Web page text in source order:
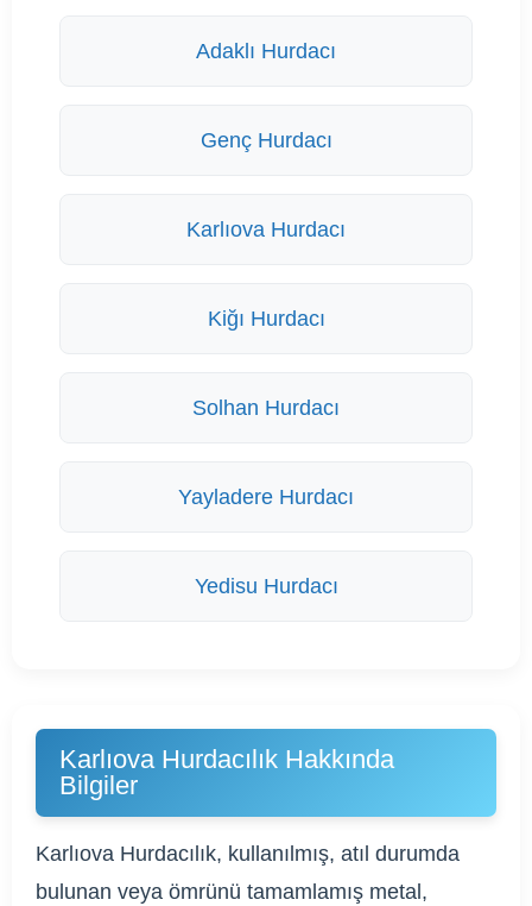
Adaklı Hurdacı
Genç Hurdacı
Karlıova Hurdacı
Kiğı Hurdacı
Solhan Hurdacı
Yayladere Hurdacı
Yedisu Hurdacı
Karlıova Hurdacılık Hakkında
Bilgiler
Karlıova Hurdacılık, kullanılmış, atıl durumda
bulunan veya ömrünü tamamlamış metal,